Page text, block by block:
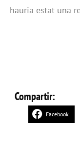
hauria estat una
Compartir:
Facebook